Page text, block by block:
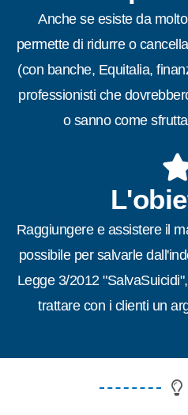
Anche se esiste da
permette di ridurre o
(con banche, Equitalia,
professionisti che
o sanno come
Raggiungere e assistere il
possibile per salvarle
Legge 3/2012
trattare con i clienti un